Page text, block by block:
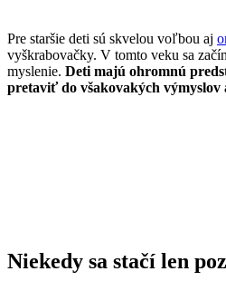
Pre staršie deti sú skvelou voľbou aj
vyškrabovačky. V tomto veku sa
myslenie. Deti majú ohromnú
pretaviť do všakovakých výmyslov
Niekedy sa stačí len